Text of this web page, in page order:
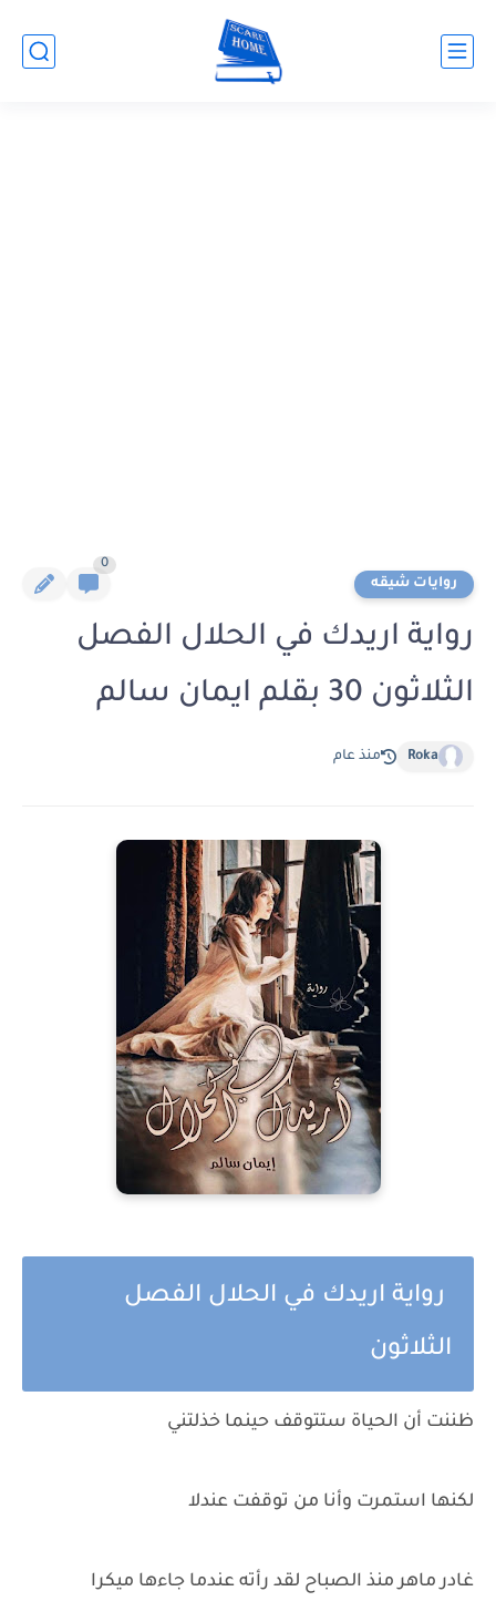
روايات شيقه
0
رواية اريدك في الحلال الفصل
الثلاثون 30 بقلم ايمان سالم
Roka منذ عام
رواية اريدك في الحلال الفصل
الثلاثون
ظننت أن الحياة ستتوقف حينما خذلتني
لكنها استمرت وأنا من توقفت عندلا
غادر ماهر منذ الصباح لقد رأته عندما جاءها ميكرا